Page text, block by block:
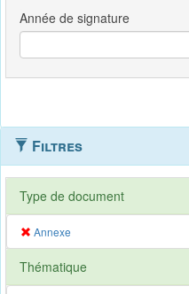
Filtres
Type de document
Annexe
Thématique